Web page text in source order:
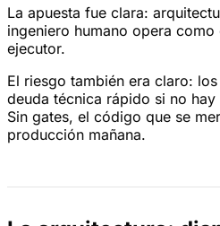
La apuesta fue clara:
ingeniero humano opera
ejecutor.
El riesgo también era claro:
deuda técnica rápido si no
Sin gates, el código que se
producción mañana.